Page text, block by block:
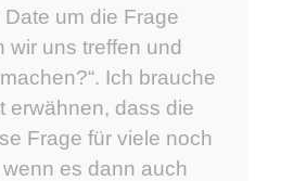
um die Frage
wir uns treffen und
Ich brauche
erwähnen, dass die
Frage für viele noch
es dann auch